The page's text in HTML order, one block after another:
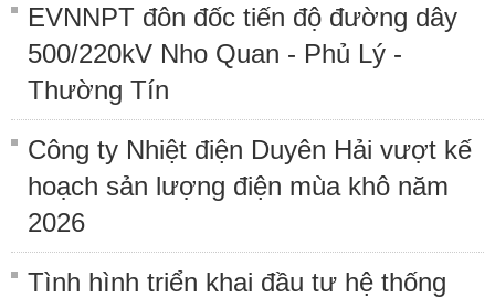
EVNNPT đôn đốc tiến độ đường dây
500/220kV Nho Quan - Phủ Lý -
Thường Tín
Công ty Nhiệt điện Duyên Hải vượt kế
hoạch sản lượng điện mùa khô năm
2026
Tình hình triển khai đầu tư hệ thống